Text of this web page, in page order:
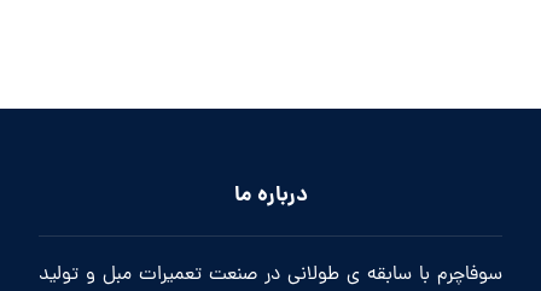
درباره ما
سوفاچرم با سابقه ی طولانی در صنعت تعمیرات مبل و تولید